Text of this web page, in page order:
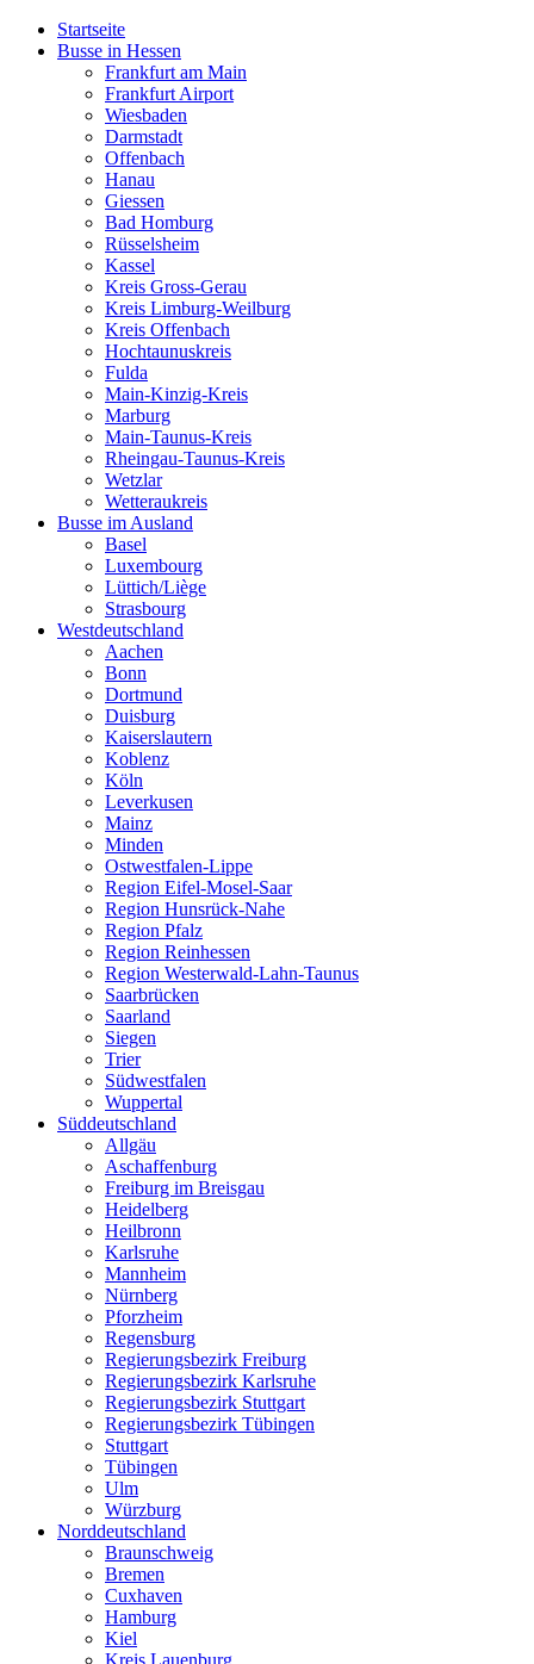
Startseite
Busse in Hessen
Frankfurt am Main
Frankfurt Airport
Wiesbaden
Darmstadt
Offenbach
Hanau
Giessen
Bad Homburg
Rüsselsheim
Kassel
Kreis Gross-Gerau
Kreis Limburg-Weilburg
Kreis Offenbach
Hochtaunuskreis
Fulda
Main-Kinzig-Kreis
Marburg
Main-Taunus-Kreis
Rheingau-Taunus-Kreis
Wetzlar
Wetteraukreis
Busse im Ausland
Basel
Luxembourg
Lüttich/Liège
Strasbourg
Westdeutschland
Aachen
Bonn
Dortmund
Duisburg
Kaiserslautern
Koblenz
Köln
Leverkusen
Mainz
Minden
Ostwestfalen-Lippe
Region Eifel-Mosel-Saar
Region Hunsrück-Nahe
Region Pfalz
Region Reinhessen
Region Westerwald-Lahn-Taunus
Saarbrücken
Saarland
Siegen
Trier
Südwestfalen
Wuppertal
Süddeutschland
Allgäu
Aschaffenburg
Freiburg im Breisgau
Heidelberg
Heilbronn
Karlsruhe
Mannheim
Nürnberg
Pforzheim
Regensburg
Regierungsbezirk Freiburg
Regierungsbezirk Karlsruhe
Regierungsbezirk Stuttgart
Regierungsbezirk Tübingen
Stuttgart
Tübingen
Ulm
Würzburg
Norddeutschland
Braunschweig
Bremen
Cuxhaven
Hamburg
Kiel
Kreis Lauenburg